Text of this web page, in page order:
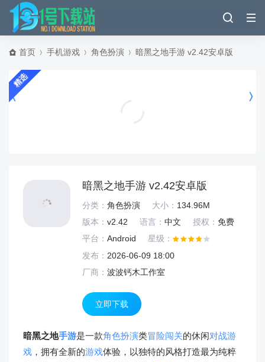
首页 手机游戏 角色扮演 暗黑之地手游 v2.42安卓版
精选
暗黑之地手游 v2.42安卓版
分类： 角色扮演 大小： 134.96M
版本： v2.42 语言： 中文 授权： 免费
平台： Android
星级：
发布： 2026-06-09 18:00
厂商： 波波钙木工作室
立即下载
暗黑之地手游是一款角色扮演类冒险闯关的休闲对战游
戏 ，拥有全新的游戏体验，以独特的风格打造最为纯粹